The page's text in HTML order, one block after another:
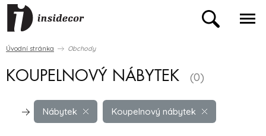
Úvodní stránka Obchody
KOUPELNOVÝ NÁBYTEK (0)
Nábytek Koupelnový nábytek